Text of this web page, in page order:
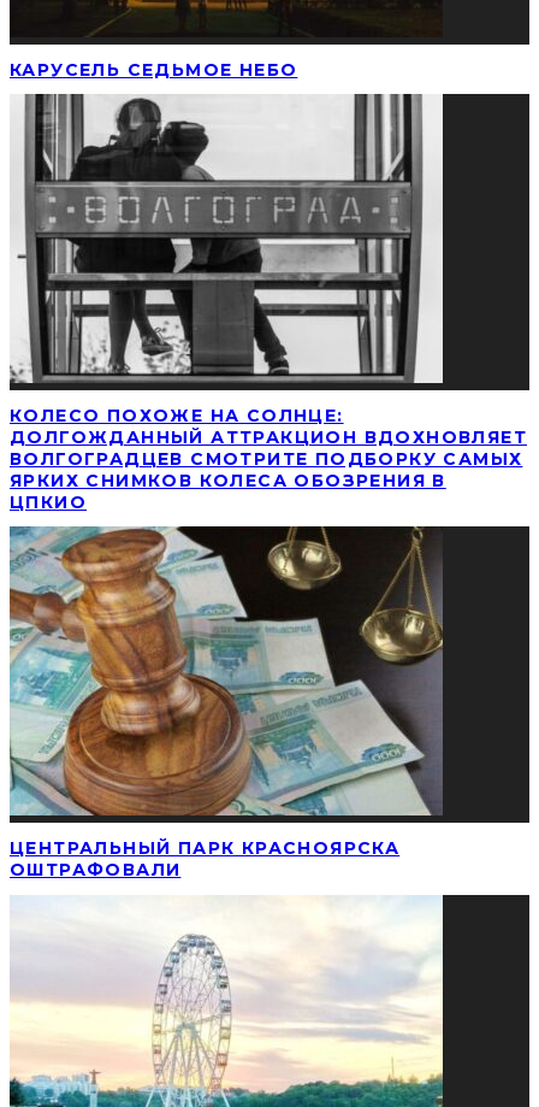
КАРУСЕЛЬ СЕДЬМОЕ НЕБО
КОЛЕСО ПОХОЖЕ НА СОЛНЦЕ:
ДОЛГОЖДАННЫЙ АТТРАКЦИОН ВДОХНОВЛЯЕТ
ВОЛГОГРАДЦЕВ СМОТРИТЕ ПОДБОРКУ САМЫХ
ЯРКИХ СНИМКОВ КОЛЕСА ОБОЗРЕНИЯ В
ЦПКИО
ЦЕНТРАЛЬНЫЙ ПАРК КРАСНОЯРСКА
ОШТРАФОВАЛИ